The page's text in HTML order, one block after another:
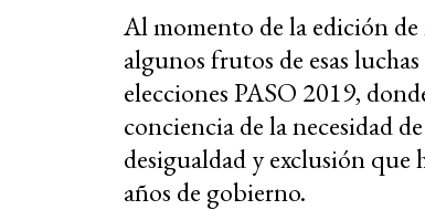
Al momento de la edición de
algunos frutos de esas
elecciones PASO 2019,
conciencia de la necesidad
desigualdad y exclusión que
años de gobierno.